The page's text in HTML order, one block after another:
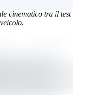
cinematico tra il test